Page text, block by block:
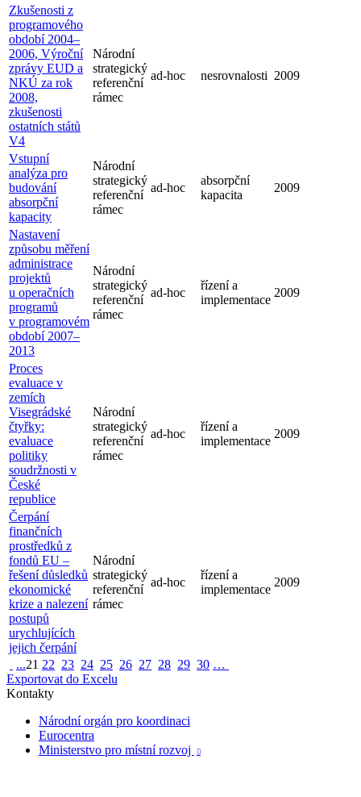
Zkušenosti z
programového
období 2004–
2006, Výroční
zprávy EUD a
NKÚ za rok
2008,
zkušenosti
ostatních států
V4
Národní
strategický
referenční
rámec
ad-hoc nesrovnalosti 2009
Vstupní
analýza pro
budování
absorpční
kapacity
Národní
strategický
referenční
rámec
ad-hoc
absorpční
kapacita
2009
Nastavení
způsobu měření
administrace
projektů
u operačních
programů
v programovém
období 2007–
2013
Národní
strategický
referenční
rámec
ad-hoc
řízení a
implementace
2009
Proces
evaluace v
zemích
Visegrádské
čtyřky:
evaluace
politiky
soudržnosti v
České
republice
Národní
strategický
referenční
rámec
ad-hoc
řízení a
implementace
2009
Čerpání
finančních
prostředků z
fondů EU –
řešení důsledků
ekonomické
krize a nalezení
postupů
urychlujících
jejich čerpání
Národní
strategický
referenční
rámec
ad-hoc
řízení a
implementace
2009
...21 22 23 24 25 26 27 28 29 30 …
Exportovat do Excelu
Kontakty
Národní orgán pro koordinaci
Eurocentra
Ministerstvo pro místní rozvoj
